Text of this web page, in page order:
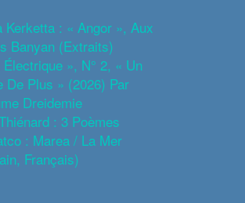
Kerketta : « Angor », Aux
Banyan (extraits)
Électrique », N° 2, « Un
De Plus » (2026) Par
Dreidemie
: 3 Poèmes
: Marea / La Mer
Français)